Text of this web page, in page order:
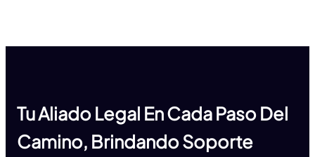
Tu Aliado Legal En Cada Paso Del
Camino, Brindando Soporte